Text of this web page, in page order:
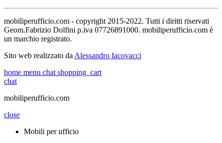
mobiliperufficio.com - copyright 2015-2022. Tutti i diritti riservati
Geom.Fabrizio Dolfini p.iva 07726891000. mobiliperufficio.com è
un marchio registrato.
Sito web realizzato da Alessandro Iacovacci
home menu chat shopping_cart
chat
mobiliperufficio.com
close
Mobili per ufficio